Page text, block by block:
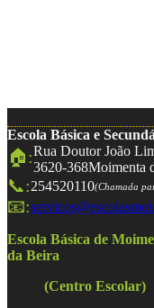
Escola Básica e
🏠:Rua Doutor João
3620-368Moimenta
📞:254520110(Chamada
📧:
Escola Básica de
da Beira
(Centro Escolar)